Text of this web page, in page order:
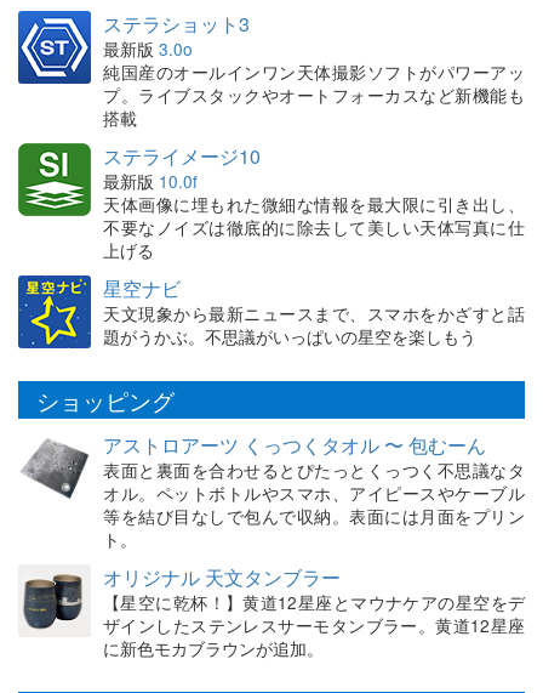
ステラショット3
最新版 3.0o
純国産のオールインワン天体撮影ソフトがパワーアッ
プ。ライブスタックやオートフォーカスなど新機能も
搭載
ステライメージ10
最新版 10.0f
天体画像に埋もれた微細な情報を最大限に引き出し、
不要なノイズは徹底的に除去して美しい天体写真に仕
上げる
星空ナビ
天文現象から最新ニュースまで、スマホをかざすと話
題がうかぶ。不思議がいっぱいの星空を楽しもう
ショッピング
アストロアーツ くっつくタオル 〜 包むーん
表面と裏面を合わせるとぴたっとくっつく不思議なタ
オル。ペットボトルやスマホ、アイピースやケーブル
等を結び目なしで包んで収納。表面には月面をプリン
ト。
オリジナル 天文タンブラー
【星空に乾杯！】黄道12星座とマウナケアの星空をデ
ザインしたステンレスサーモタンブラー。黄道12星座
に新色モカブラウンが追加。